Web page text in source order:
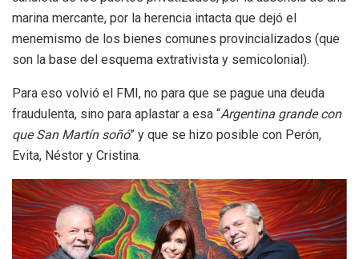
marina mercante, por la herencia intacta que dejó el
menemismo de los bienes comunes provincializados (que
son la base del esquema extrativista y semicolonial).
Para eso volvió el FMI, no para que se pague una deuda
fraudulenta, sino para aplastar a esa “Argentina grande con
que San Martín soñó” y que se hizo posible con Perón,
Evita, Néstor y Cristina.